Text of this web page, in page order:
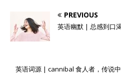
PREVIOUS
英语幽默 | 总感到口
英语词源 | cannibal 食人者，传说